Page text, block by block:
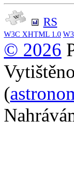
RS
W3C XHTML 1.0
© 2026
(